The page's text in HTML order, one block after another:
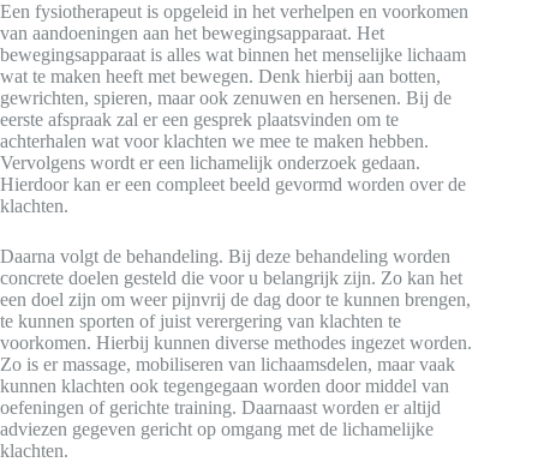
Een fysiotherapeut is opgeleid in het verhelpen en voorkomen
van aandoeningen aan het bewegingsapparaat. Het
bewegingsapparaat is alles wat binnen het menselijke lichaam
wat te maken heeft met bewegen. Denk hierbij aan botten,
gewrichten, spieren, maar ook zenuwen en hersenen. Bij de
eerste afspraak zal er een gesprek plaatsvinden om te
achterhalen wat voor klachten we mee te maken hebben.
Vervolgens wordt er een lichamelijk onderzoek gedaan.
Hierdoor kan er een compleet beeld gevormd worden over de
klachten.
Daarna volgt de behandeling. Bij deze behandeling worden
concrete doelen gesteld die voor u belangrijk zijn. Zo kan het
een doel zijn om weer pijnvrij de dag door te kunnen brengen,
te kunnen sporten of juist verergering van klachten te
voorkomen. Hierbij kunnen diverse methodes ingezet worden.
Zo is er massage, mobiliseren van lichaamsdelen, maar vaak
kunnen klachten ook tegengegaan worden door middel van
oefeningen of gerichte training. Daarnaast worden er altijd
adviezen gegeven gericht op omgang met de lichamelijke
klachten.